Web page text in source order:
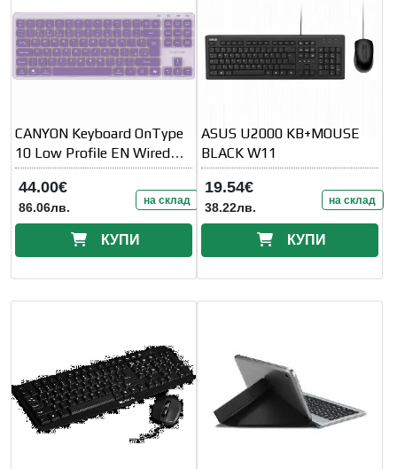
CANYON Keyboard OnType
10 Low Profile EN Wired
Violet
44.00€
86.06лв. на склад
КУПИ
ASUS U2000 KB+MOUSE
BLACK W11
19.54€
38.22лв. на склад
КУПИ